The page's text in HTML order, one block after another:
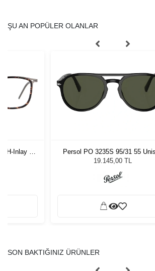
ŞU AN POPÜLER OLANLAR
H-Inlay 53-
Persol PO 3235S 95/31 55
Güneş Gözlüğü
19.145,00 TL
SON BAKTIĞINIZ ÜRÜNLER